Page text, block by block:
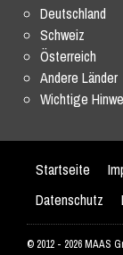
Deutschland
Schweiz
Österreich
Andere Länder
Wichtige
Startseite
Datenschutz
© 2012 - 2026 MAAS